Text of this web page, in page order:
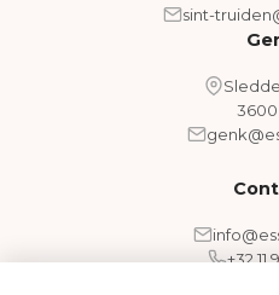
sint-
+32 11